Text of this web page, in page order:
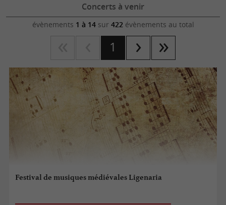
Concerts à venir
évènements 1 à 14sur 422évènements au total
1
Festival de musiques médiévales Ligenaria